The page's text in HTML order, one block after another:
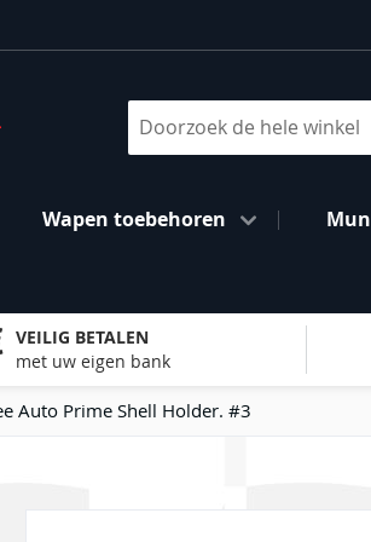
Wapen toebehoren
VEILIG BETALEN
met uw eigen bank
Auto Prime Shell Holder. #3